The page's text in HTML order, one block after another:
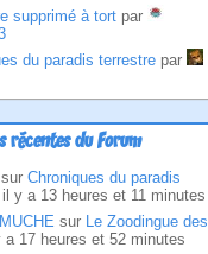
supprimé à tort par
du paradis terrestre par
récentes du Forum
sur Chroniques du paradis
il y a 13 heures et 11 minutes
sur Le Zoodingue des
a 17 heures et 52 minutes